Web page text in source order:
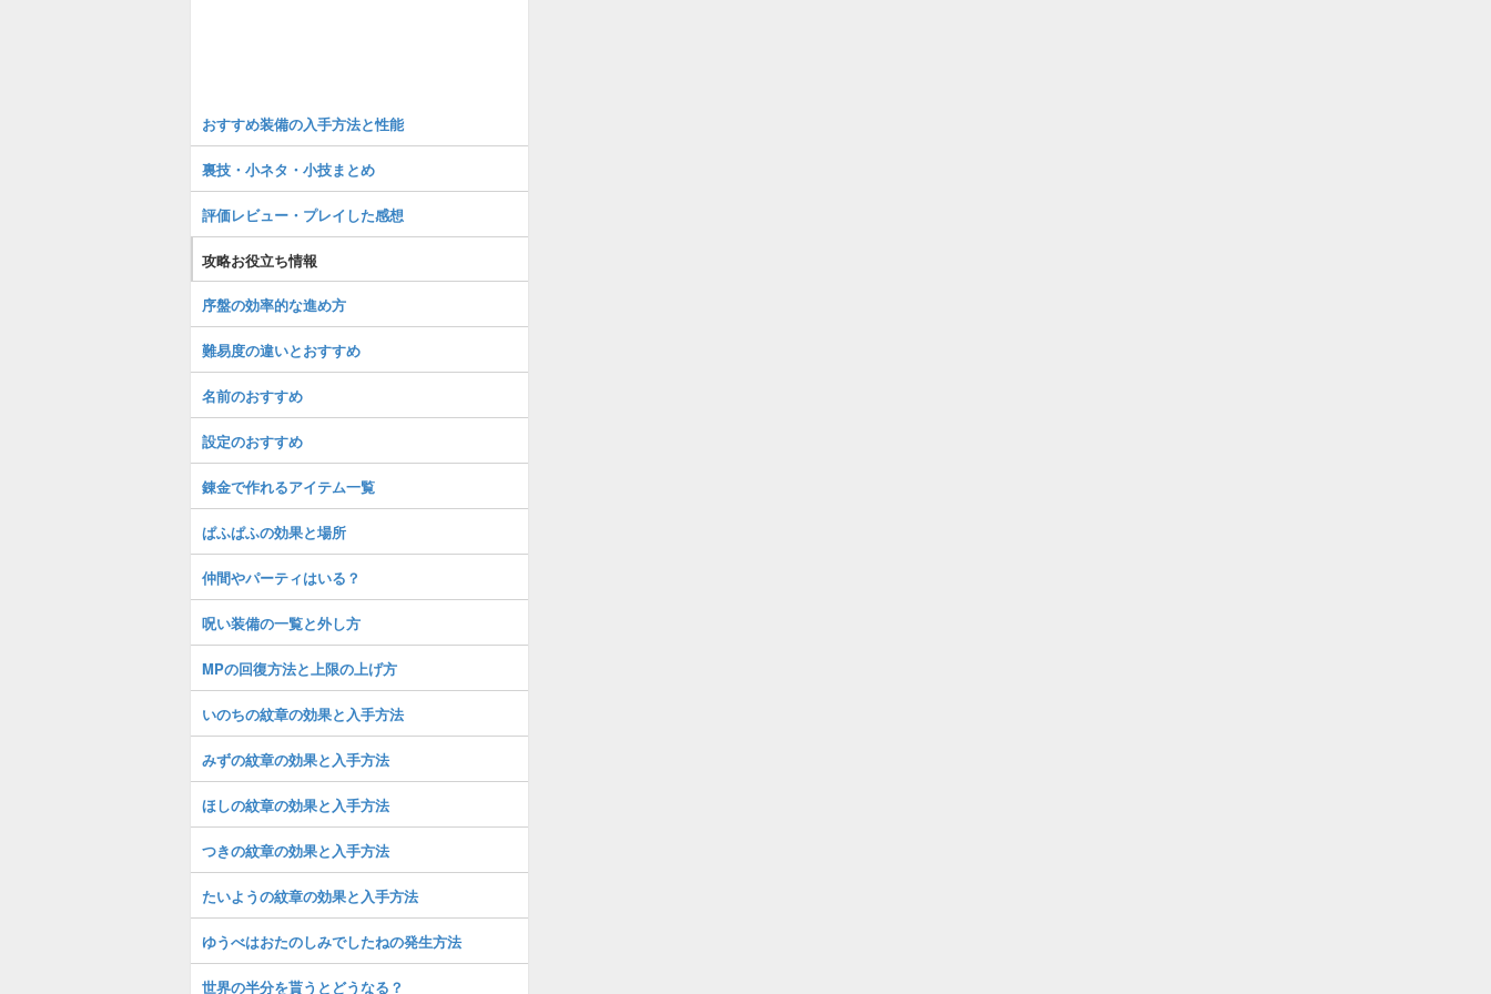
おすすめ装備の入手方法と性能
裏技・小ネタ・小技まとめ
評価レビュー・プレイした感想
攻略お役立ち情報
序盤の効率的な進め方
難易度の違いとおすすめ
名前のおすすめ
設定のおすすめ
錬金で作れるアイテム一覧
ぱふぱふの効果と場所
仲間やパーティはいる？
呪い装備の一覧と外し方
MPの回復方法と上限の上げ方
いのちの紋章の効果と入手方法
みずの紋章の効果と入手方法
ほしの紋章の効果と入手方法
つきの紋章の効果と入手方法
たいようの紋章の効果と入手方法
ゆうべはおたのしみでしたねの発生方法
世界の半分を貰うとどうなる？